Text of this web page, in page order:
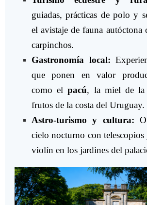
guiadas, prácticas de polo y
el avistaje de fauna
carpinchos.
Gastronomía local:
que ponen en valor
como elpacú, la miel de la
frutos de la costa del Uruguay.
Astro-turismo y cultura:
cielo nocturno con
violín en los jardines del